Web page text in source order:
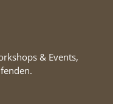
& Events,